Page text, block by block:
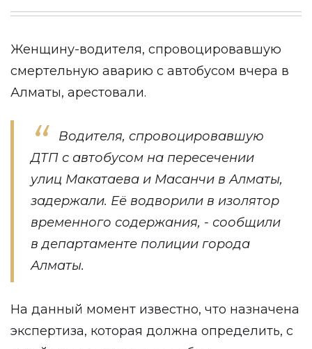
Женщину-водителя, спровоцировавшую
смертельную аварию с автобусом вчера в
Алматы, арестовали.
Водителя, спровоцировавшую
ДТП с автобусом на пересечении
улиц Макатаева и Масанчи в Алматы,
задержали. Её водворили в изолятор
временного содержания, - сообщили
в департаменте полиции города
Алматы.
На данный момент известно, что назначена
экспертиза, которая должна определить, с